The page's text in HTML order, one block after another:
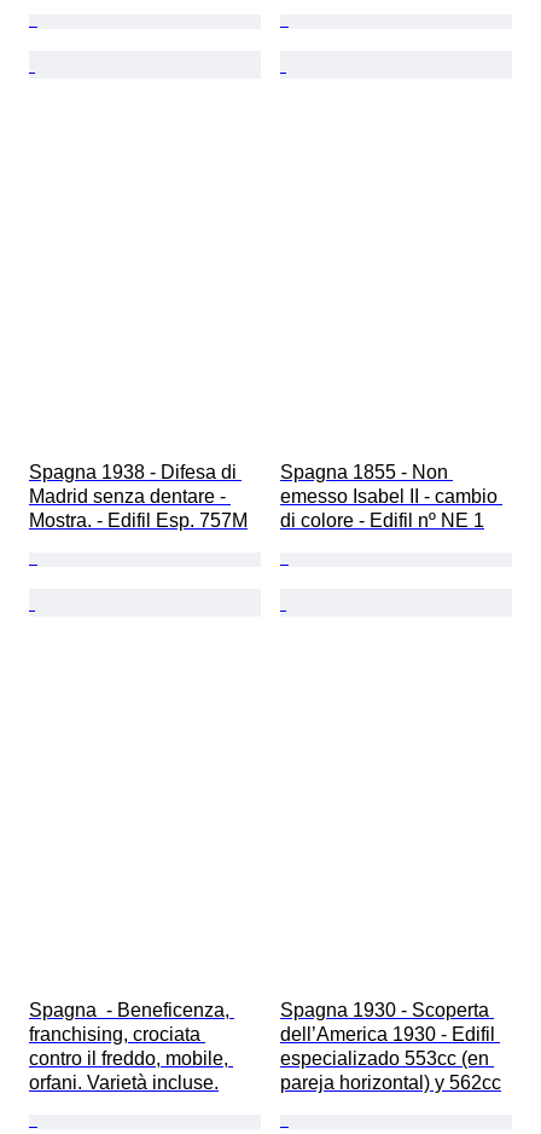
Spagna 1938 - Difesa di
Madrid senza dentare -
Mostra. - Edifil Esp. 757M
Spagna 1855 - Non
emesso Isabel II - cambio
di colore - Edifil nº NE 1
Spagna  - Beneficenza,
franchising, crociata
contro il freddo, mobile,
orfani. Varietà incluse.
Spagna 1930 - Scoperta
dell’America 1930 - Edifil
especializado 553cc (en
pareja horizontal) y 562cc